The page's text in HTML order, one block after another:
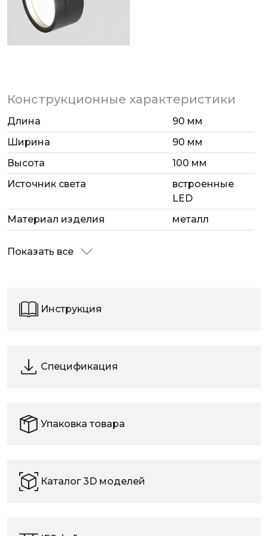
Конструкционные характеристики
Длина
90 мм
Ширина
90 мм
Высота
100 мм
Источник света
встроенные
LED
Материал изделия
металл
Показать все
Инструкция
Спецификация
Упаковка товара
Каталог 3D моделей